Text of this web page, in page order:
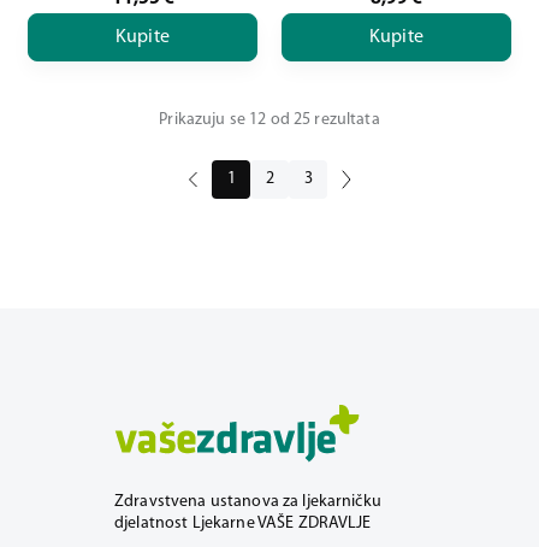
Kupite
Kupite
Prikazuju se 12 od 25 rezultata
1 2 3
Zdravstvena ustanova za ljekarničku
djelatnost Ljekarne VAŠE ZDRAVLJE